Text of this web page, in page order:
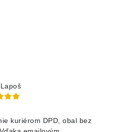
kuriérom DPD, obal bez